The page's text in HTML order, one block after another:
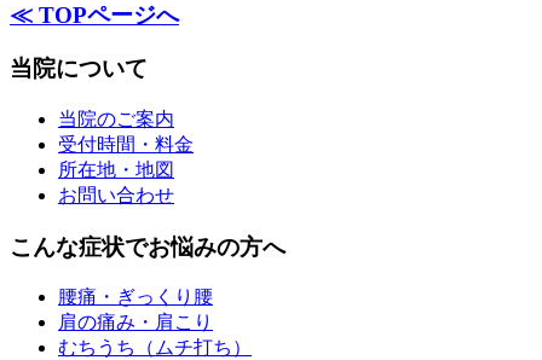
≪ TOPページへ
当院について
当院のご案内
受付時間・料金
所在地・地図
お問い合わせ
こんな症状でお悩みの方へ
腰痛・ぎっくり腰
肩の痛み・肩こり
むちうち（ムチ打ち）